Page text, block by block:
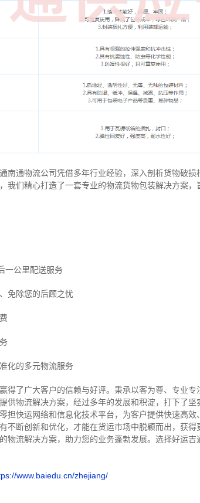
南通物流公司凭借多年行业经验，深入剖析货物破
我们精心打造了一套专业的物流货物包装解决方案，
一公里配送服务
免除您的后顾之忧
化的多元物流服务
得了广大客户的信赖与好评。 秉承以客为尊、专业专
供物流解决方案，经过多年的发展和积淀，打下了坚
担快运网络和信息化技术平台，为客户提供快速高
不断创新和优化，才能在货运市场中脱颖而出，获得
物流解决方案，助力您的业务蓬勃发展。选择好运
www.baiedu.cn/zhejiang/